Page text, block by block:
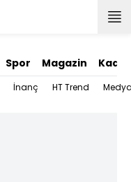
Spor Magazin Kadın
İnanç HT Trend